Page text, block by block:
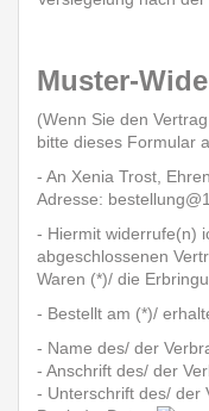
Muster-
(Wenn Sie den
bitte dieses Formular
- An Xenia Trost,
Adresse:
- Hiermit widerrufe(n)
abgeschlossenen
Waren (*)/ die
- Bestellt am (*)/
- Name des/ der
- Anschrift des/ der
- Unterschrift des/ der